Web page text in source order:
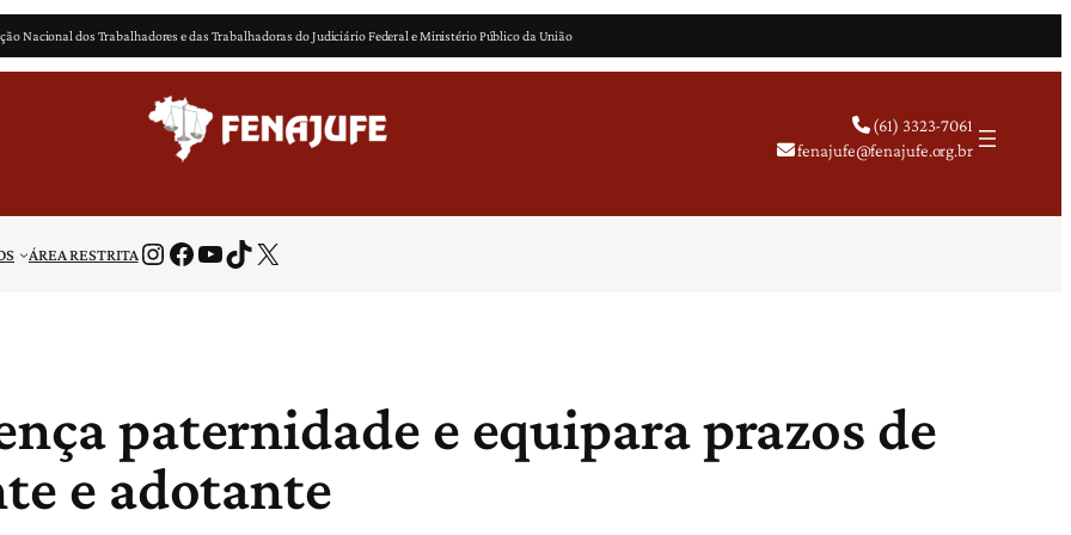
Nacional dos Trabalhadores e das Trabalhadoras do Judiciário Federal e Ministério Público da União
(61) 3323-7061
fenajufe@fenajufe.org.br
ÁREA RESTRITAInstagram Facebook Youtube TikTok X
paternidade e equipara prazos de
e adotante